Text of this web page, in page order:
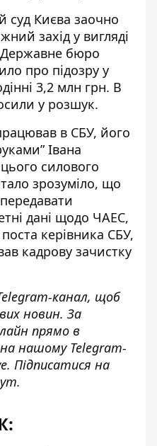
суд Києва заочно
захід у вигляді
Державне бюро
про підозру у
3,2 млн грн. В
у розшук.
в СБУ, його
Івана
силового
зрозуміло, що
дані щодо ЧАЕС,
керівника СБУ,
кадрову зачистку
канал, щоб
новин. За
прямо в
нашому Telegram-
. Підписатися на
.